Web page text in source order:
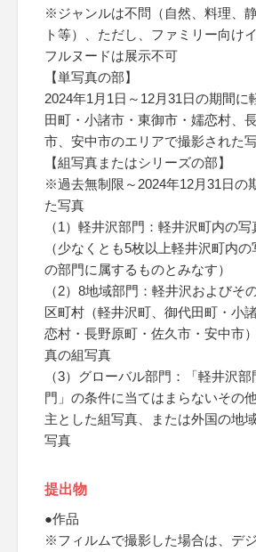
※ジャンルは不問（自然、料理、
ト等）、ただし、ファミリー向け
フルヌードは展示不可
【単写真の部】
2024年1月1日～12月31日の期間に
田町・小諸市・東御市・嬬恋村、
市、安中市のエリアで撮影された
【組写真またはシリーズの部】
※過去無制限～2024年12月31日の
た写真
（1）軽井沢部門：軽井沢町内の
（少なくとも5枚以上軽井沢町内の
の部門に属するものとみなす）
（2）8地域部門：軽井沢およびそ
区町村（軽井沢町、御代田町・小
恋村・長野原町・佐久市・安中市
真の組写真
（3）グローバル部門：「軽井沢
門」の条件に当てはまらないその
主とした組写真、または外国の地
写真
提出物
●作品
※フィルムで撮影した場合は、デ